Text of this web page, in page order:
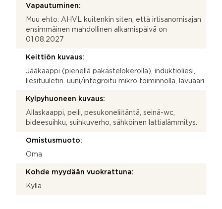
Vapautuminen:
Muu ehto: AHVL kuitenkin siten, että irtisanomisajan
ensimmäinen mahdollinen alkamispäivä on
01.08.2027
Keittiön kuvaus:
Jääkaappi (pienellä pakastelokerolla), induktioliesi,
liesituuletin. uuni/integroitu mikro toiminnolla, lavuaari.
Kylpyhuoneen kuvaus:
Allaskaappi, peili, pesukoneliitäntä, seinä-wc,
bideesuihku, suihkuverho, sähköinen lattialämmitys.
Omistusmuoto:
Oma
Kohde myydään vuokrattuna:
Kyllä